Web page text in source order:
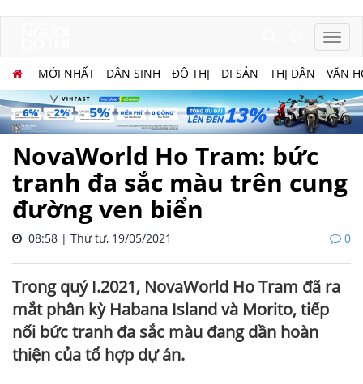
MỚI NHẤT DÂN SINH ĐÔ THỊ DI SẢN THỊ DÂN VĂN
NovaWorld Ho Tram: bức
tranh đa sắc màu trên cung
đường ven biển
08:58 | Thứ tư, 19/05/2021 0
Trong quý I.2021, NovaWorld Ho Tram đã ra
mắt phân kỳ Habana Island và Morito, tiếp
nối bức tranh đa sắc màu đang dần hoàn
thiện của tổ hợp dự án.